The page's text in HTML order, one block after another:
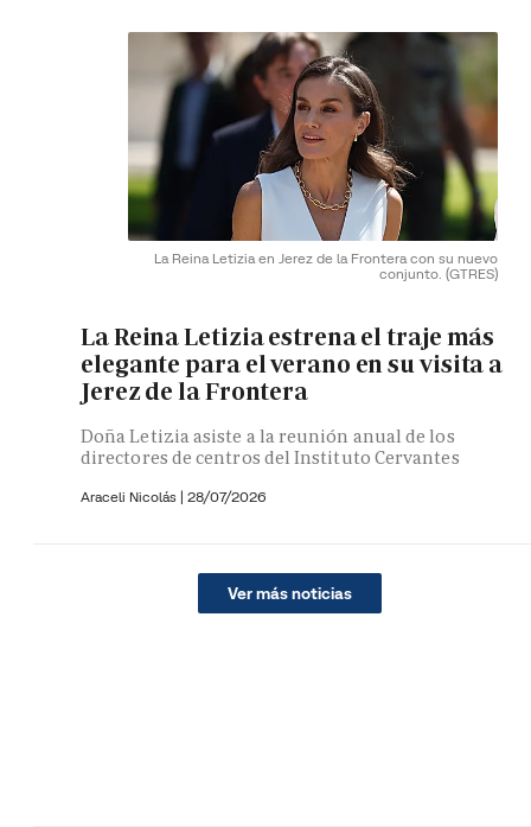
La Reina Letizia en Jerez de la Frontera con su nuevo
conjunto. (GTRES)
La Reina Letizia estrena el traje más
elegante para el verano en su visita a
Jerez de la Frontera
Doña Letizia asiste a la reunión anual de los
directores de centros del Instituto Cervantes
Araceli Nicolás | 28/07/2026
Ver más noticias